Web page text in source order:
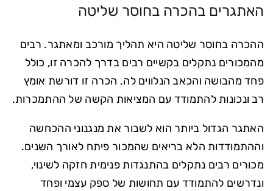
האתגרים בהכרה בחוסר שליטה
ההכרה בחוסר שליטה היא תהליך מורכב ומאתגר. רבים
מהמכורים נתקלים בקשיים רבים בדרך להכרה זו, כולל
פחד מהבושה והכאב הנלווים לה. הכרה זו דורשת אומץ
רב ונכונות להתמודד עם המציאות הקשה של ההתמכרות.
האתגר הגדול ביותר הוא לשבור את מנגנוני ההכחשה
וההתמודדות הלא בריאים שהמכור פיתח לאורך השנים.
מכורים רבים נתקלים בהתנגדות פנימית חזקה לשינוי,
ונדרשים להתמודד עם תחושות של ספק עצמי ופחד